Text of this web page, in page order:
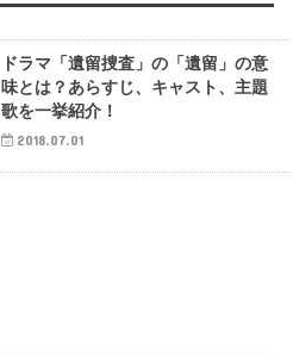
ドラマ「遺留捜査」の「遺留」の意
味とは？あらすじ、キャスト、主題
歌を一挙紹介！
2018.07.01